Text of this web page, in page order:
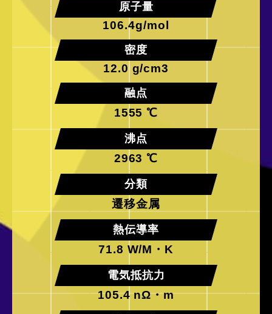
原子量
106.4g/mol
密度
12.0 g/cm3
融点
1555 ℃
沸点
2963 ℃
分類
遷移金属
熱伝導率
71.8 W/M・K
電気抵抗力
105.4 nΩ・m